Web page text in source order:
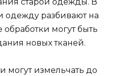
одежду разбивают на
обработки могут быть
новых тканей.
могут измельчать до